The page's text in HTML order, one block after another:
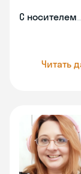
С носителем
Читать